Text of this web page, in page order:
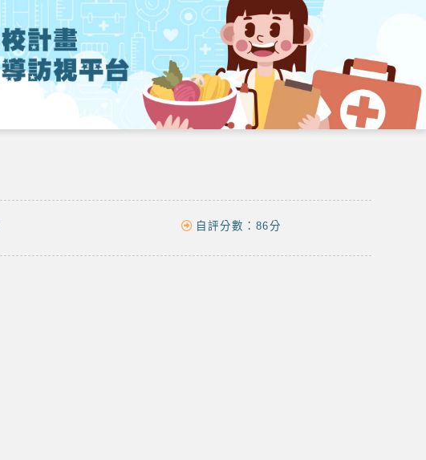
自評分數： 86分